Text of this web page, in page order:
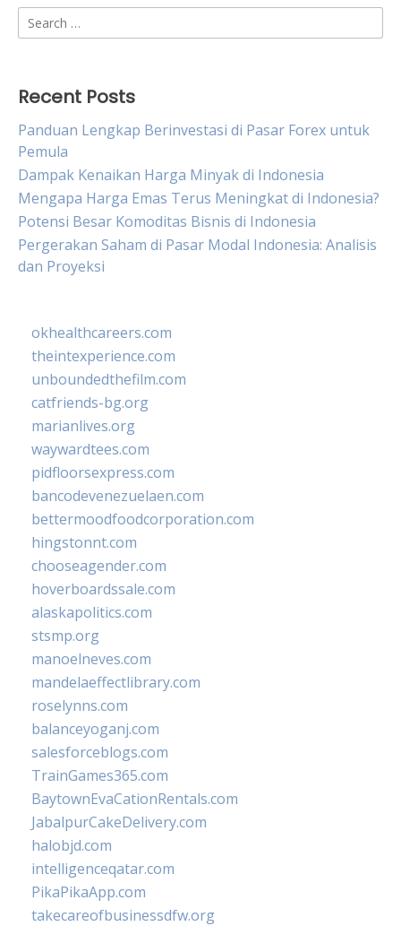
Search
for:
Recent Posts
Panduan Lengkap Berinvestasi di Pasar Forex untuk
Pemula
Dampak Kenaikan Harga Minyak di Indonesia
Mengapa Harga Emas Terus Meningkat di Indonesia?
Potensi Besar Komoditas Bisnis di Indonesia
Pergerakan Saham di Pasar Modal Indonesia: Analisis
dan Proyeksi
okhealthcareers.com
theintexperience.com
unboundedthefilm.com
catfriends-bg.org
marianlives.org
waywardtees.com
pidfloorsexpress.com
bancodevenezuelaen.com
bettermoodfoodcorporation.com
hingstonnt.com
chooseagender.com
hoverboardssale.com
alaskapolitics.com
stsmp.org
manoelneves.com
mandelaeffectlibrary.com
roselynns.com
balanceyoganj.com
salesforceblogs.com
TrainGames365.com
BaytownEvaCationRentals.com
JabalpurCakeDelivery.com
halobjd.com
intelligenceqatar.com
PikaPikaApp.com
takecareofbusinessdfw.org